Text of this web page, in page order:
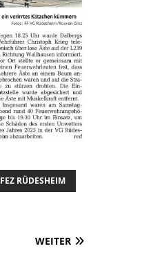
FEZ RÜDESHEIM
WEITER